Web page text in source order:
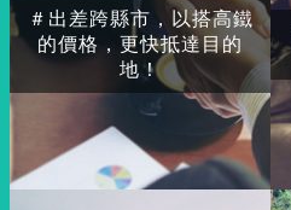
＃出差跨縣市，以搭高鐵
的價格，更快抵達目的
地！